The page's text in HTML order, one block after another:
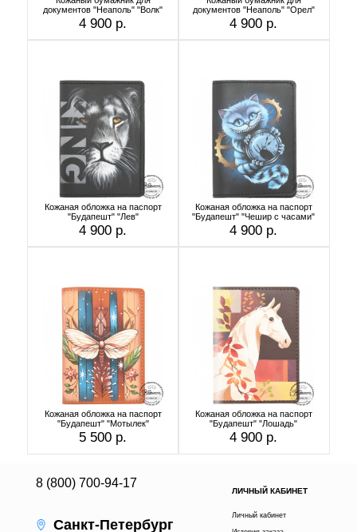
документов "Неаполь" "Волк"
4 900 р.
документов "Неаполь" "Орел"
4 900 р.
Кожаная обложка на паспорт
"Будапешт" "Лев"
4 900 р.
Кожаная обложка на паспорт
"Будапешт" "Чешир с часами"
4 900 р.
Кожаная обложка на паспорт
"Будапешт" "Мотылек"
5 500 р.
Кожаная обложка на паспорт
"Будапешт" "Лошадь"
4 900 р.
8 (800) 700-94-17
Санкт-Петербург
ЛИЧНЫЙ КАБИНЕТ
Личный кабинет